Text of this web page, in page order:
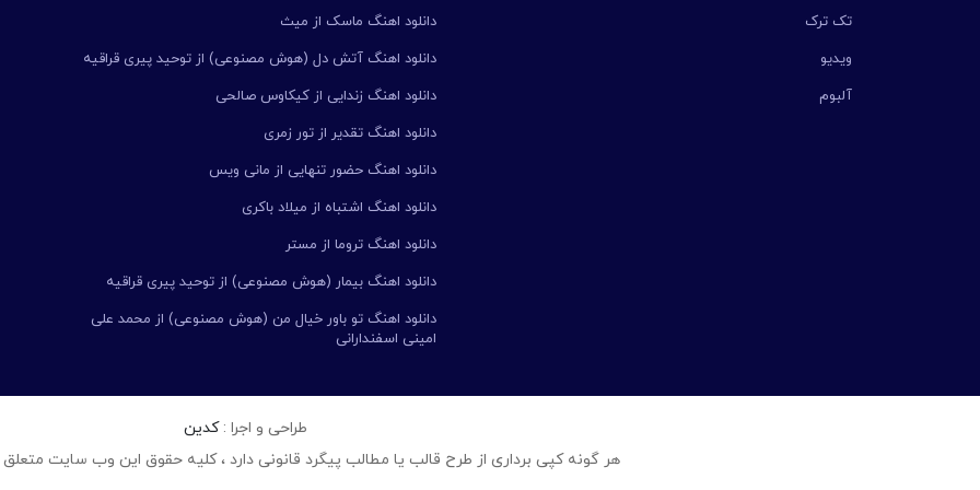
تک ترک
ویدیو
آلبوم
دانلود اهنگ ماسک از میث
دانلود اهنگ آتش دل (هوش مصنوعی) از توحید پیری قراقیه
دانلود اهنگ زندایی از کیکاوس صالحی
دانلود اهنگ تقدیر از تور زمری
دانلود اهنگ حضور تنهایی از مانی ویس
دانلود اهنگ اشتباه از میلاد باکری
دانلود اهنگ تروما از مستر
دانلود اهنگ بیمار (هوش مصنوعی) از توحید پیری قراقیه
دانلود اهنگ تو باور خیال من (هوش مصنوعی) از محمد علی
امینی اسفندارانی
طراحی و اجرا :کدین
هر گونه کپی برداری از طرح قالب یا مطالب پیگرد قانونی دارد ، کلیه حقوق این وب سایت